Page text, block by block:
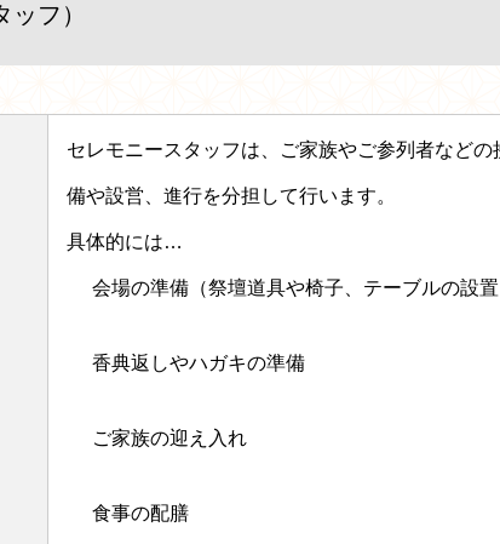
フ）
セレモニースタッフは、ご家族やご参列者など
備や設営、進行を分担して行います。
具体的には…
会場の準備（祭壇道具や椅子、テーブルの設置
香典返しやハガキの準備
ご家族の迎え入れ
食事の配膳